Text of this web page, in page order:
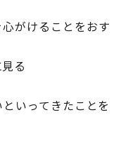
がけることをおす
る
いってきたことを